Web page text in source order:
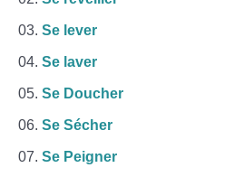
Se lever
Se laver
Se Doucher
Se Sécher
Se Peigner